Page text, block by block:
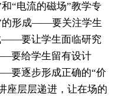
和“电流的磁场”教学专
的形成——要关注学生
——要让学生面临研究
要给学生留有设计
要逐步形成正确的“价
座层层递进，让在场的